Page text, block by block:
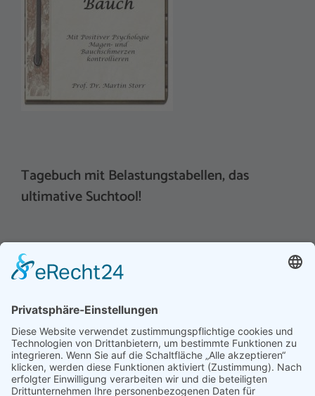
Tagebuch mit Belastungstabellen, das
ultimative Suchtool!
Hinweis an unsere Leser: Wir erstellen für Sie
Informationsseiten. Die Informationen enthalten Affiliate
links zu Amazon, in diesem Zusammenhang erhalten wir
von Partnern eine Provision, sofern ein Kauf zustande
kommt. Für Sie ändert sich dadurch nichts.